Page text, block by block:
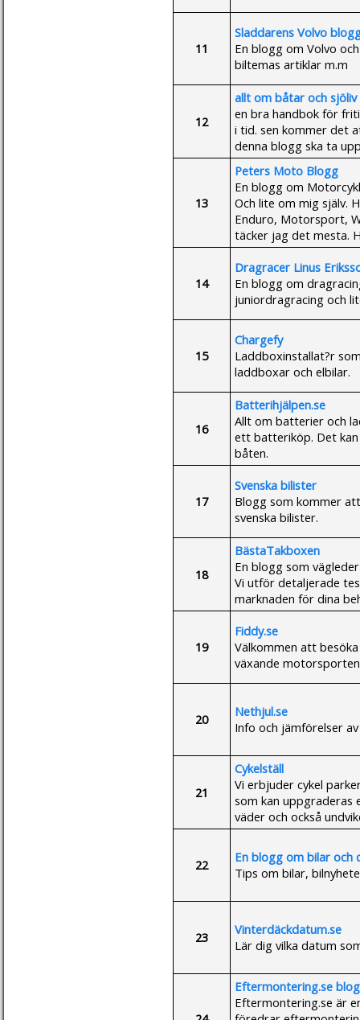
11
Sladdarens Volvo
En blogg om Volvo
biltemas artiklar m.m
12
allt om båtar och sjöliv
en bra handbok för
i tid. sen kommer det
denna blogg ska ta
13
Peters Moto Blogg
En blogg om
Och lite om mig själv.
Enduro, Motorsport,
täcker jag det mesta.
14
Dragracer Linus
En blogg om
juniordragracing och
15
Chargefy
Laddboxinstallat?r
laddboxar och elbilar.
16
Batterihjälpen.se
Allt om batterier och
ett batteriköp. Det
båten.
17
Svenska bilister
Blogg som kommer
svenska bilister.
18
BästaTakboxen
En blogg som
Vi utför detaljerade
marknaden för dina
19
Fiddy.se
Välkommen att
växande
20
Nethjul.se
Info och jämförelser
21
Cykelställ
Vi erbjuder cykel
som kan uppgraderas
väder och också
22
En blogg om bilar och
Tips om bilar,
23
Vinterdäckdatum.se
Lär dig vilka datum
Eftermontering.se
Eftermontering.se är